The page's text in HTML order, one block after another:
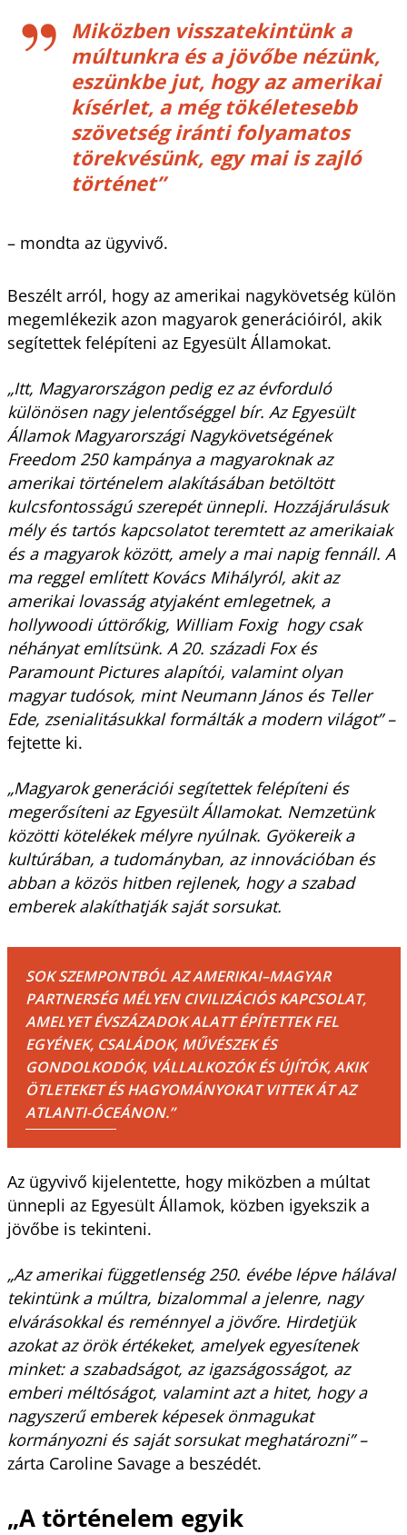
Miközben visszatekintünk a
múltunkra és a jövőbe nézünk,
eszünkbe jut, hogy az amerikai
kísérlet, a még tökéletesebb
szövetség iránti folyamatos
törekvésünk, egy mai is zajló
történet”
– mondta az ügyvivő.
Beszélt arról, hogy az amerikai nagykövetség külön
megemlékezik azon magyarok generációiról, akik
segítettek felépíteni az Egyesült Államokat.
„Itt, Magyarországon pedig ez az évforduló
különösen nagy jelentőséggel bír. Az Egyesült
Államok Magyarországi Nagykövetségének
Freedom 250 kampánya a magyaroknak az
amerikai történelem alakításában betöltött
kulcsfontosságú szerepét ünnepli. Hozzájárulásuk
mély és tartós kapcsolatot teremtett az amerikaiak
és a magyarok között, amely a mai napig fennáll. A
ma reggel említett Kovács Mihályról, akit az
amerikai lovasság atyjaként emlegetnek, a
hollywoodi úttörőkig, William Foxig hogy csak
néhányat említsünk. A 20. századi Fox és
Paramount Pictures alapítói, valamint olyan
magyar tudósok, mint Neumann János és Teller
Ede, zsenialitásukkal formálták a modern világot” –
fejtette ki.
„Magyarok generációi segítettek felépíteni és
megerősíteni az Egyesült Államokat. Nemzetünk
közötti kötelékek mélyre nyúlnak. Gyökereik a
kultúrában, a tudományban, az innovációban és
abban a közös hitben rejlenek, hogy a szabad
emberek alakíthatják saját sorsukat.
SOK SZEMPONTBÓL AZ AMERIKAI–MAGYAR
PARTNERSÉG MÉLYEN CIVILIZÁCIÓS KAPCSOLAT,
AMELYET ÉVSZÁZADOK ALATT ÉPÍTETTEK FEL
EGYÉNEK, CSALÁDOK, MŰVÉSZEK ÉS
GONDOLKODÓK, VÁLLALKOZÓK ÉS ÚJÍTÓK, AKIK
ÖTLETEKET ÉS HAGYOMÁNYOKAT VITTEK ÁT AZ
ATLANTI-ÓCEÁNON.”
Az ügyvivő kijelentette, hogy miközben a múltat
ünnepli az Egyesült Államok, közben igyekszik a
jövőbe is tekinteni.
„Az amerikai függetlenség 250. évébe lépve hálával
tekintünk a múltra, bizalommal a jelenre, nagy
elvárásokkal és reménnyel a jövőre. Hirdetjük
azokat az örök értékeket, amelyek egyesítenek
minket: a szabadságot, az igazságosságot, az
emberi méltóságot, valamint azt a hitet, hogy a
nagyszerű emberek képesek önmagukat
kormányozni és saját sorsukat meghatározni” –
zárta Caroline Savage a beszédét.
„A történelem egyik